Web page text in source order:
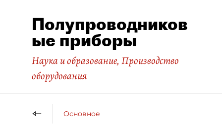
Полупроводников
ые приборы
Наука и образование, Производство
оборудования
Основное